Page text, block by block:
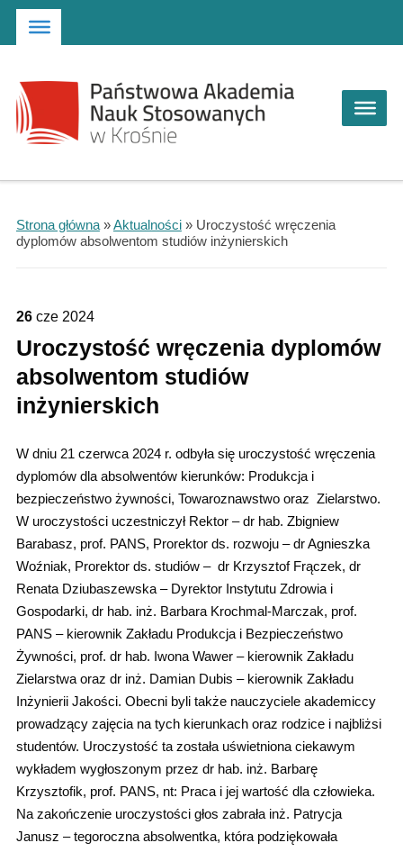
Strona główna
Przejdź do wyszukiwarki
Przejdź do menu głównego
Strona główna»Aktualności» Uroczystość wręczenia
dyplomów absolwentom studiów inżynierskich
26 cze 2024
Uroczystość wręczenia dyplomów
absolwentom studiów
inżynierskich
W dniu 21 czerwca 2024 r. odbyła się uroczystość wręczenia
dyplomów dla absolwentów kierunków: Produkcja i
bezpieczeństwo żywności, Towaroznawstwo oraz Zielarstwo.
W uroczystości uczestniczył Rektor – dr hab. Zbigniew
Barabasz, prof. PANS, Prorektor ds. rozwoju – dr Agnieszka
Woźniak, Prorektor ds. studiów – dr Krzysztof Frączek, dr
Renata Dziubaszewska – Dyrektor Instytutu Zdrowia i
Gospodarki, dr hab. inż. Barbara Krochmal-Marczak, prof.
PANS – kierownik Zakładu Produkcja i Bezpieczeństwo
Żywności, prof. dr hab. Iwona Wawer – kierownik Zakładu
Zielarstwa oraz dr inż. Damian Dubis – kierownik Zakładu
Inżynierii Jakości. Obecni byli także nauczyciele akademiccy
prowadzący zajęcia na tych kierunkach oraz rodzice i najbliżsi
studentów. Uroczystość ta została uświetniona ciekawym
wykładem wygłoszonym przez dr hab. inż. Barbarę
Krzysztofik, prof. PANS, nt: Praca i jej wartość dla człowieka.
Na zakończenie uroczystości głos zabrała inż. Patrycja
Janusz – tegoroczna absolwentka, która podziękowała